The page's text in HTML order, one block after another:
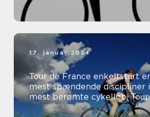
17. januar 2024
Tour de France enkeltstart
mest spændende discipliner
mest berømte cykelløb,